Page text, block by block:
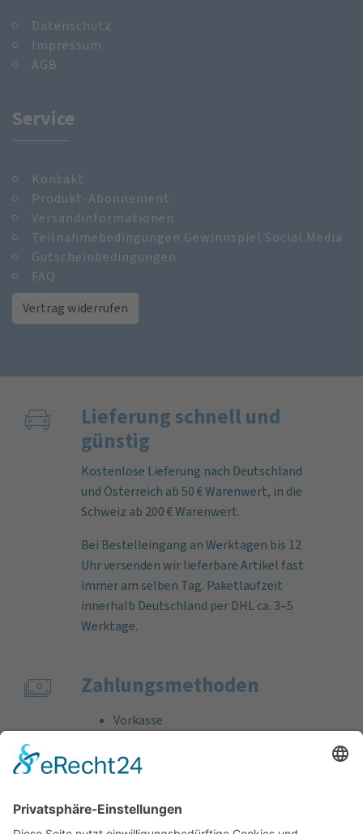
Datenschutz
Impressum
AGB
Service
Kontakt
Produkt-Abonnement
Versandinformationen
Teilnahmebedingungen Gewinnspiel Social Media
Gutscheinbedingungen
FAQ
Vertrag widerrufen
Lieferung schnell und
günstig
Kostenlose Lieferung nach Deutschland
und Österreich ab 50 € Warenwert, in die
Schweiz ab 200 € Warenwert.
Bei Bestelleingang an Werktagen bis 12
Uhr versenden wir lieferbare Artikel fast
immer am selben Tag. Paketlaufzeit
innerhalb Deutschland per DHL ca. 3–5
Werktage.
Zahlungs­methoden
Vorkasse
Bankeinzug
Kreditkarte (VISA & MasterCard)